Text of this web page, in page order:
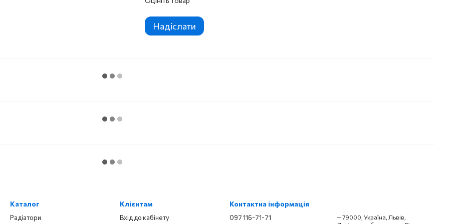
Надіслати
Каталог
Радіатори
Клієнтам
Вхід до кабінету
Контактна інформація
097 116-71-71
— 79000, Україна, Львів,